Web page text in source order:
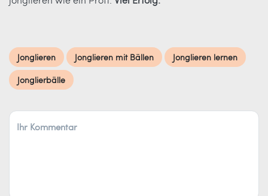
Jonglieren Jonglieren mit Bällen
Jonglieren lernen
Jonglierbälle
Ihr Kommentar